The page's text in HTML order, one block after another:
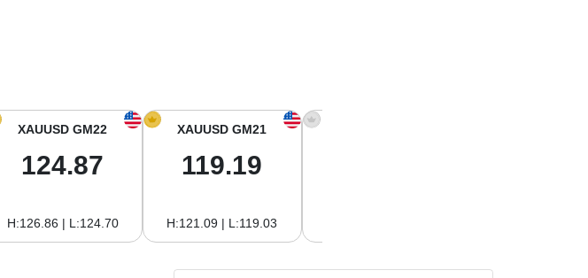
XAUUSD GM22
124.87
H:126.86 | L:124.70
XAUUSD GM21
119.19
H:121.09 | L:119.03